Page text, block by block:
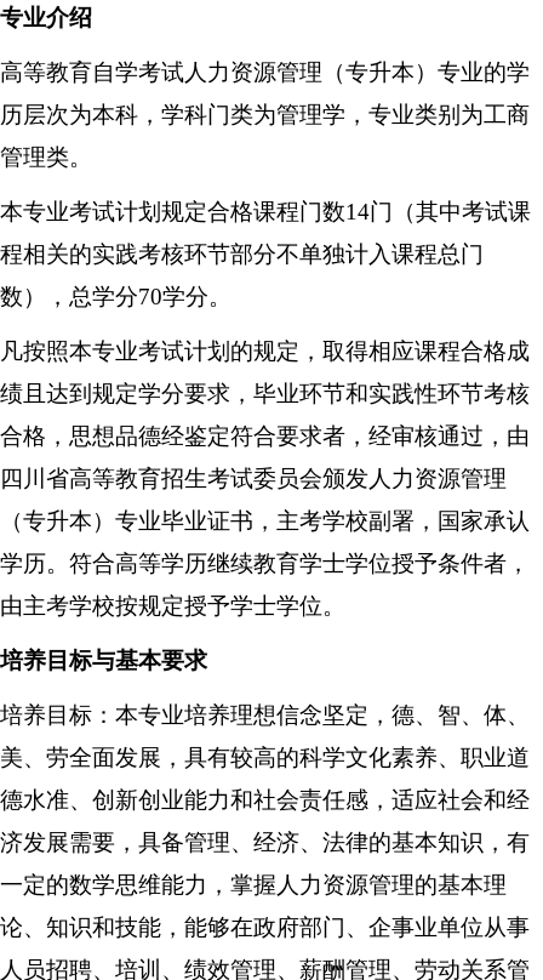
专业介绍
高等教育自学考试 人力资源管理 （专升本） 专业的学
历层次为本科 ，学科门类为管理学，专业类别为工商
管理类。
本专业考试计划规定合格课程门数14门（其中考试课
程相关的实践考核环节部分不单独计入课程总门
数），总学分70学分。
凡按照本专业考试计划的规定，取得相应课程合格成
绩且达到规定学分要求，毕业环节和实践性环节考核
合格，思想品德经鉴定符合要求者，经审核通过，由
四川省高等教育招生考试委员会颁发人力资源管理
（专升本）专业毕业证书，主考学校副署，国家承认
学历。符合高等学历继续教育学士学位授予条件者，
由主考学校按规定授予学士学位。
培养目标与基本要求
培养目标：本专业培养理想信念坚定，德、智、体、
美、劳全面发展，具有较高的科学文化素养、职业道
德水准、创新创业能力和社会责任感，适应社会和经
济发展需要，具备管理、经济、法律的基本知识，有
一定的数学思维能力，掌握人力资源管理的基本理
论、知识和技能，能够在政府部门、企事业单位从事
人员招聘、培训、绩效管理、薪酬管理、劳动关系管